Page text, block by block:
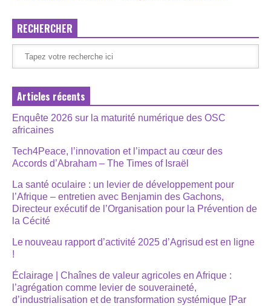
RECHERCHER
Articles récents
Enquête 2026 sur la maturité numérique des OSC
africaines
Tech4Peace, l’innovation et l’impact au cœur des
Accords d’Abraham – The Times of Israël
La santé oculaire : un levier de développement pour
l’Afrique – entretien avec Benjamin des Gachons,
Directeur exécutif de l’Organisation pour la Prévention de
la Cécité
Le nouveau rapport d’activité 2025 d’Agrisud est en ligne
!
Éclairage | Chaînes de valeur agricoles en Afrique :
l’agrégation comme levier de souveraineté,
d’industrialisation et de transformation systémique [Par